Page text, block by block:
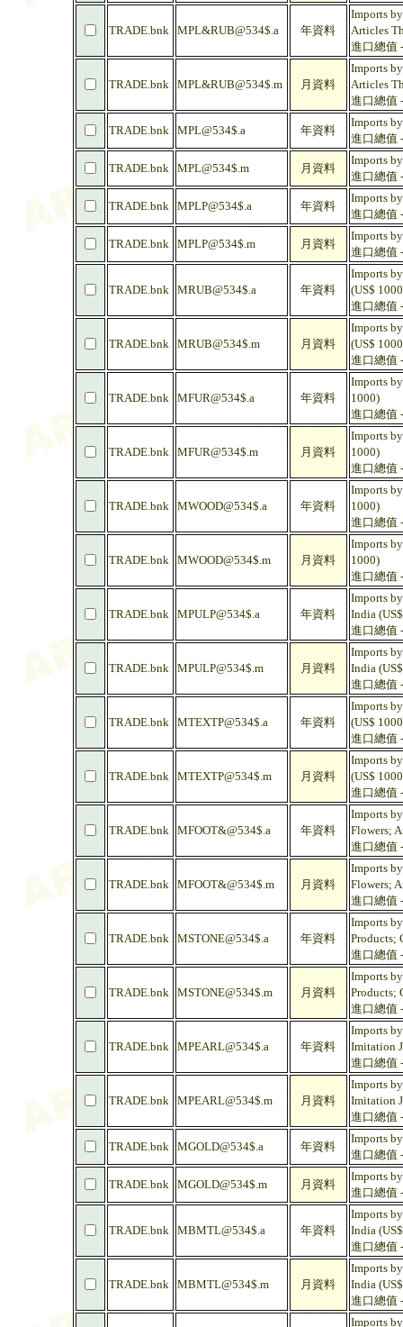
TRADE.bnk MPL&RUB@534$.a 年資料
Imports
Articles
進口總值
TRADE.bnk MPL&RUB@534$.m 月資料
Imports
Articles
進口總值
TRADE.bnk MPL@534$.a 年資料
Imports
進口總值
TRADE.bnk MPL@534$.m 月資料
Imports
進口總值
TRADE.bnk MPLP@534$.a 年資料
Imports
進口總值
TRADE.bnk MPLP@534$.m 月資料
Imports
進口總值
TRADE.bnk MRUB@534$.a 年資料
Imports
(US$
進口總值
TRADE.bnk MRUB@534$.m 月資料
Imports
(US$
進口總值
TRADE.bnk MFUR@534$.a 年資料
Imports
1000)
進口總值
TRADE.bnk MFUR@534$.m 月資料
Imports
1000)
進口總值
TRADE.bnk MWOOD@534$.a 年資料
Imports
1000)
進口總值
TRADE.bnk MWOOD@534$.m 月資料
Imports
1000)
進口總值
TRADE.bnk MPULP@534$.a 年資料
Imports
India
進口總值
TRADE.bnk MPULP@534$.m 月資料
Imports
India
進口總值
TRADE.bnk MTEXTP@534$.a 年資料
Imports
(US$
進口總值
TRADE.bnk MTEXTP@534$.m 月資料
Imports
(US$
進口總值
TRADE.bnk MFOOT&@534$.a 年資料
Imports
Flowers;
進口總值
TRADE.bnk MFOOT&@534$.m 月資料
Imports
Flowers;
進口總值
TRADE.bnk MSTONE@534$.a 年資料
Imports
Products;
進口總值
TRADE.bnk MSTONE@534$.m 月資料
Imports
Products;
進口總值
TRADE.bnk MPEARL@534$.a 年資料
Imports
Imitation
進口總值
TRADE.bnk MPEARL@534$.m 月資料
Imports
Imitation
進口總值
TRADE.bnk MGOLD@534$.a 年資料
Imports
進口總值
TRADE.bnk MGOLD@534$.m 月資料
Imports
進口總值
TRADE.bnk MBMTL@534$.a 年資料
Imports
India
進口總值
TRADE.bnk MBMTL@534$.m 月資料
Imports
India
進口總值
Imports